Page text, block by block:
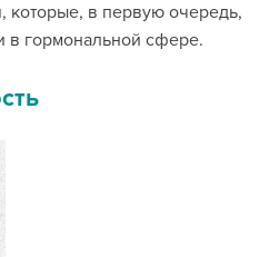
которые, в первую очередь,
в гормональной сфере.